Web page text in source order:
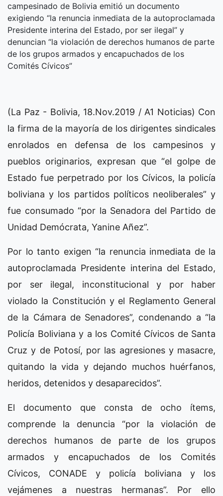
campesinado de Bolivia emitió un documento
exigiendo “la renuncia inmediata de la autoproclamada
Presidente interina del Estado, por ser ilegal” y
denuncian “la violación de derechos humanos de parte
de los grupos armados y encapuchados de los
Comités Cívicos”
(La Paz - Bolivia, 18.Nov.2019 / A1 Noticias) Con
la firma de la mayoría de los dirigentes sindicales
enrolados en defensa de los campesinos y
pueblos originarios, expresan que “el golpe de
Estado fue perpetrado por los Cívicos, la policía
boliviana y los partidos políticos neoliberales” y
fue consumado “por la Senadora del Partido de
Unidad Demócrata, Yanine Añez”.
Por lo tanto exigen “la renuncia inmediata de la
autoproclamada Presidente interina del Estado,
por ser ilegal, inconstitucional y por haber
violado la Constitución y el Reglamento General
de la Cámara de Senadores”, condenando a “la
Policía Boliviana y a los Comité Cívicos de Santa
Cruz y de Potosí, por las agresiones y masacre,
quitando la vida y dejando muchos huérfanos,
heridos, detenidos y desaparecidos”.
El documento que consta de ocho ítems,
comprende la denuncia “por la violación de
derechos humanos de parte de los grupos
armados y encapuchados de los Comités
Cívicos, CONADE y policía boliviana y los
vejámenes a nuestras hermanas”. Por ello